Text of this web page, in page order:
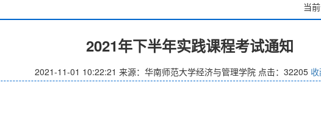
当
2021年下半年实践课程考试通知
2021-11-01 10:22:21 来源：华南师范大学经济与管理学院 点击： 32205